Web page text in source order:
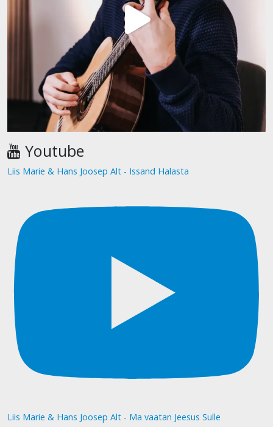
Youtube
Liis Marie & Hans Joosep Alt - Issand Halasta
Liis Marie & Hans Joosep Alt - Ma vaatan Jeesus Sulle